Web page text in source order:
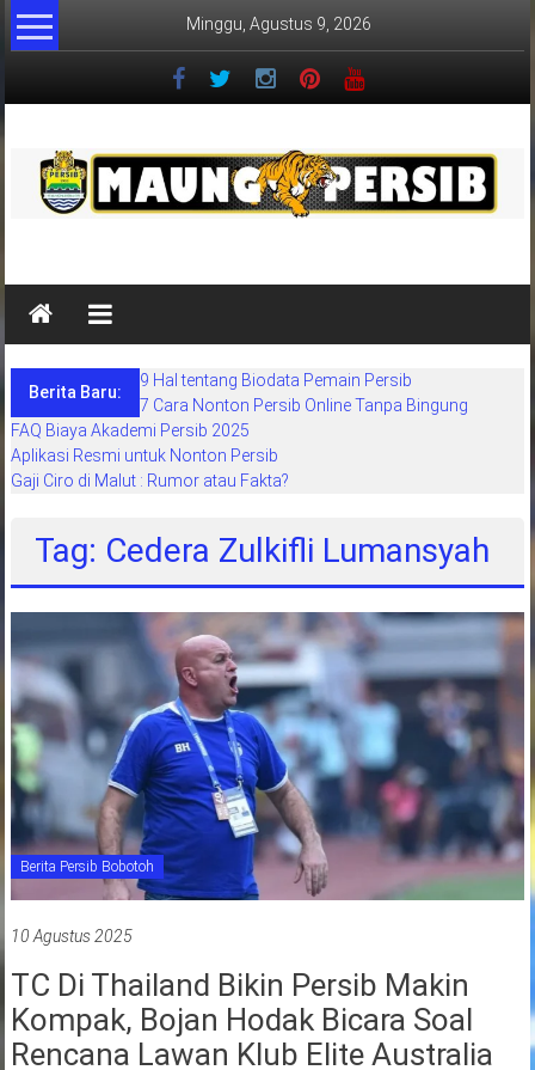
Lompat
ke
Minggu, Agustus 9, 2026
Maung
Persib
situs
berita
khusus
sepakbola
jawa
barat
indonesia
Berita Baru:
9 Hal tentang Biodata Pemain Persib
7 Cara Nonton Persib Online Tanpa Bingung
FAQ Biaya Akademi Persib 2025
Aplikasi Resmi untuk Nonton Persib
Gaji Ciro di Malut : Rumor atau Fakta?
Tag: Cedera Zulkifli Lumansyah
Berita Persib Bobotoh
10 Agustus 2025
TC Di Thailand Bikin Persib Makin
Kompak, Bojan Hodak Bicara Soal
Rencana Lawan Klub Elite Australia